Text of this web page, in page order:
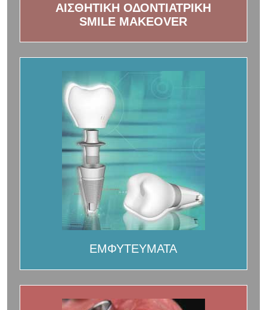
ΑΙΣΘΗΤΙΚΗ ΟΔΟΝΤΙΑΤΡΙΚΗ
SMILE MAKEOVER
ΕΜΦΥΤΕΥΜΑΤΑ